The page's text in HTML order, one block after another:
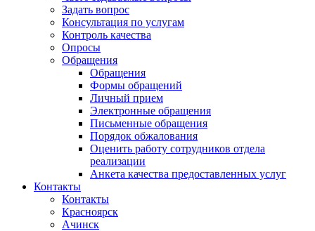
Задать вопрос
Консультация по услугам
Контроль качества
Опросы
Обращения
Обращения
Формы обращений
Личный прием
Электронные обращения
Письменные обращения
Порядок обжалования
Оценить работу сотрудников отдела
реализации
Анкета качества предоставленных услуг
Контакты
Контакты
Красноярск
Ачинск